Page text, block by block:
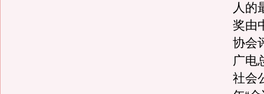
人的
奖由
协会
广电
社会